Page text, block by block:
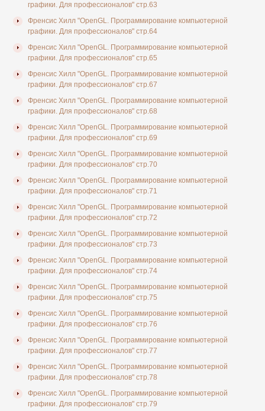
графики. Для профессионалов" стр.63
Френсис Хилл "OpenGL. Программирование компьютерной
графики. Для профессионалов" стр.64
Френсис Хилл "OpenGL. Программирование компьютерной
графики. Для профессионалов" стр.65
Френсис Хилл "OpenGL. Программирование компьютерной
графики. Для профессионалов" стр.67
Френсис Хилл "OpenGL. Программирование компьютерной
графики. Для профессионалов" стр.68
Френсис Хилл "OpenGL. Программирование компьютерной
графики. Для профессионалов" стр.69
Френсис Хилл "OpenGL. Программирование компьютерной
графики. Для профессионалов" стр.70
Френсис Хилл "OpenGL. Программирование компьютерной
графики. Для профессионалов" стр.71
Френсис Хилл "OpenGL. Программирование компьютерной
графики. Для профессионалов" стр.72
Френсис Хилл "OpenGL. Программирование компьютерной
графики. Для профессионалов" стр.73
Френсис Хилл "OpenGL. Программирование компьютерной
графики. Для профессионалов" стр.74
Френсис Хилл "OpenGL. Программирование компьютерной
графики. Для профессионалов" стр.75
Френсис Хилл "OpenGL. Программирование компьютерной
графики. Для профессионалов" стр.76
Френсис Хилл "OpenGL. Программирование компьютерной
графики. Для профессионалов" стр.77
Френсис Хилл "OpenGL. Программирование компьютерной
графики. Для профессионалов" стр.78
Френсис Хилл "OpenGL. Программирование компьютерной
графики. Для профессионалов" стр.79